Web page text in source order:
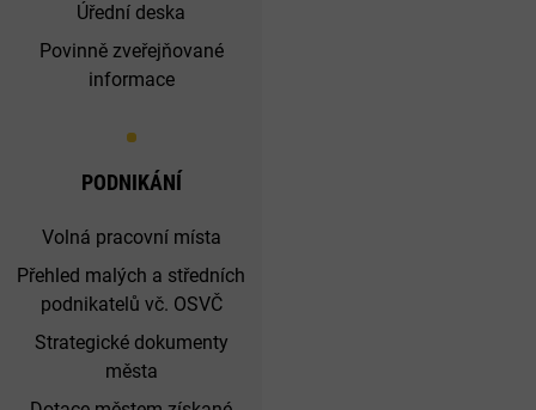
Úřední deska
Povinně zveřejňované
informace
PODNIKÁNÍ
Volná pracovní místa
Přehled malých a středních
podnikatelů vč. OSVČ
Strategické dokumenty
města